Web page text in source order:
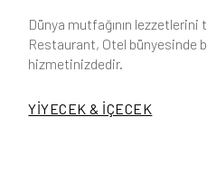
Dünya mutfağının
Restaurant, Otel bünyesinde
hizmetinizdedir.
YİYECEK & İÇECEK